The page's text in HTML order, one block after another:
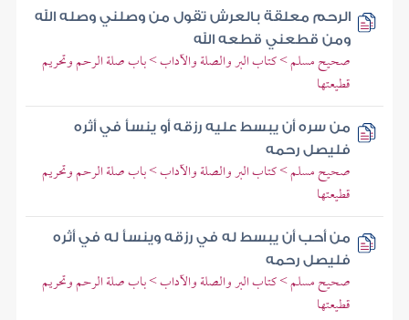
الرحم معلقة بالعرش تقول من وصلني وصله الله
ومن قطعني قطعه الله
صحيح مسلم > كتاب البر والصلة والآداب > باب صلة الرحم وتحريم
قطيعتها
من سره أن يبسط عليه رزقه أو ينسأ في أثره
فليصل رحمه
صحيح مسلم > كتاب البر والصلة والآداب > باب صلة الرحم وتحريم
قطيعتها
من أحب أن يبسط له في رزقه وينسأ له في أثره
فليصل رحمه
صحيح مسلم > كتاب البر والصلة والآداب > باب صلة الرحم وتحريم
قطيعتها